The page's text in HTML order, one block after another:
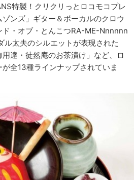
特製！クリクリっとロコモコプレ
ンズ」ギター＆ボーカルのクロウ
ド・オブ・とんこつRA-ME-Nnnnnn
太夫のシルエットが表現された
用達・徒然庵のお茶漬け」など、ロ
全13種ラインナップされていま